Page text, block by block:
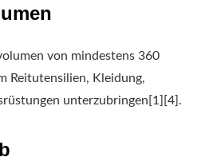
von mindestens 360
Reitutensilien, Kleidung,
unterzubringen[1][4].